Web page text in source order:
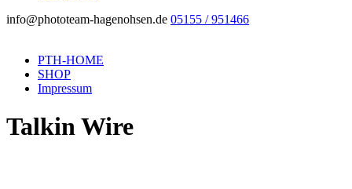
info@phototeam-hagenohsen.de 05155 / 951466
PTH-HOME
SHOP
Impressum
Talkin Wire